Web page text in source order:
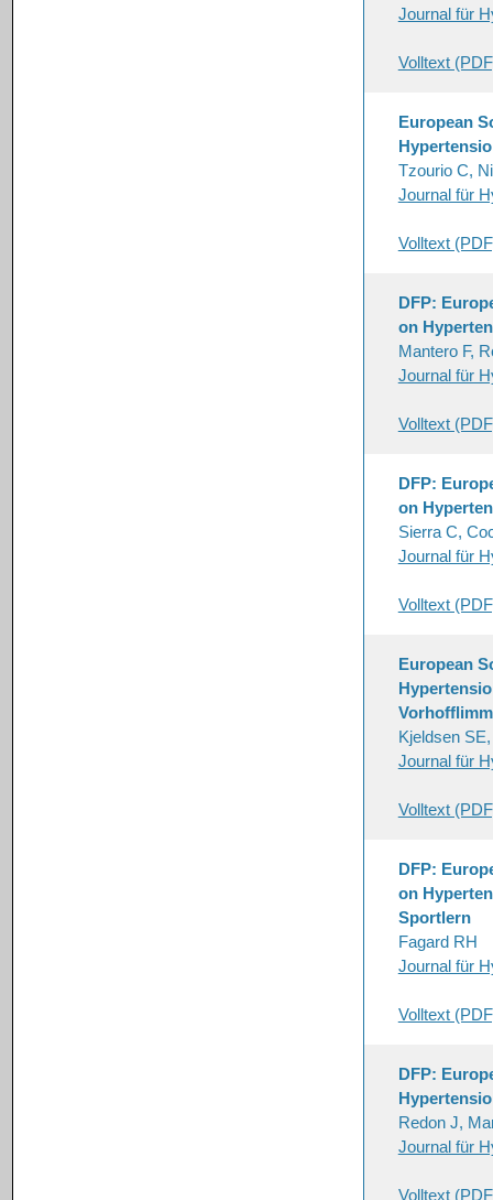
Journal für
Volltext
European
Tzourio C,
Journal für
Volltext
DFP:
on
Mantero F,
Journal für
Volltext
DFP:
on
Sierra C,
Journal für
Volltext
European
Kjeldsen
Journal für
Volltext
DFP:
on
Sportlern
Fagard RH
Journal für
Volltext
DFP:
Redon J,
Journal für
Volltext